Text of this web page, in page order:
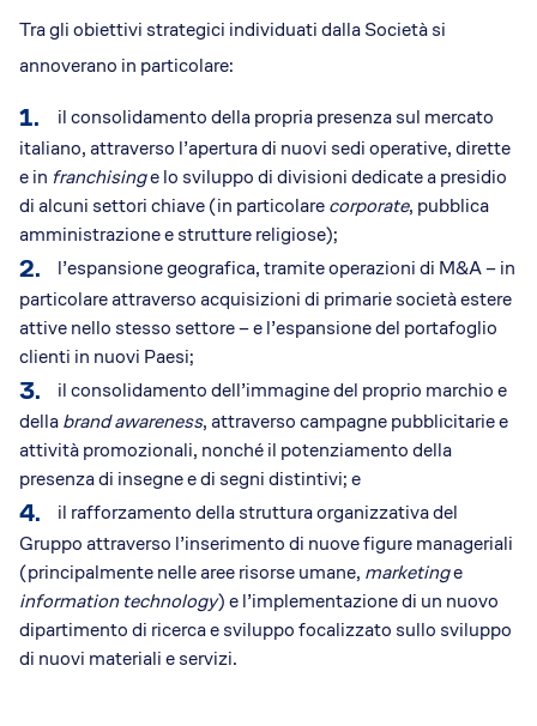
Tra gli obiettivi strategici individuati dalla Società si
annoverano in particolare:
il consolidamento della propria presenza sul mercato
italiano, attraverso l’apertura di nuovi sedi operative, dirette
e in franchisinge lo sviluppo di divisioni dedicate a presidio
di alcuni settori chiave (in particolarecorporate, pubblica
amministrazione e strutture religiose);
l’espansione geografica, tramite operazioni di M&A – in
particolare attraverso acquisizioni di primarie società estere
attive nello stesso settore – e l’espansione del portafoglio
clienti in nuovi Paesi;
il consolidamento dell’immagine del proprio marchio e
dellabrand awareness, attraverso campagne pubblicitarie e
attività promozionali, nonché il potenziamento della
presenza di insegne e di segni distintivi; e
il rafforzamento della struttura organizzativa del
Gruppo attraverso l’inserimento di nuove figure manageriali
(principalmente nelle aree risorse umane, marketinge
information technology) e l’implementazione di un nuovo
dipartimento di ricerca e sviluppo focalizzato sullo sviluppo
di nuovi materiali e servizi.